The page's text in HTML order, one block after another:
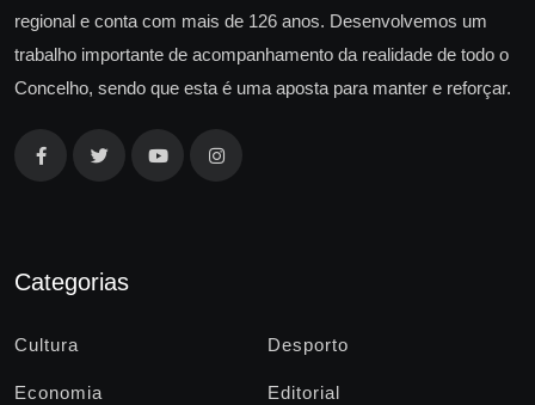
regional e conta com mais de 126 anos. Desenvolvemos um
trabalho importante de acompanhamento da realidade de todo o
Concelho, sendo que esta é uma aposta para manter e reforçar.
Categorias
Cultura Desporto
Economia Editorial